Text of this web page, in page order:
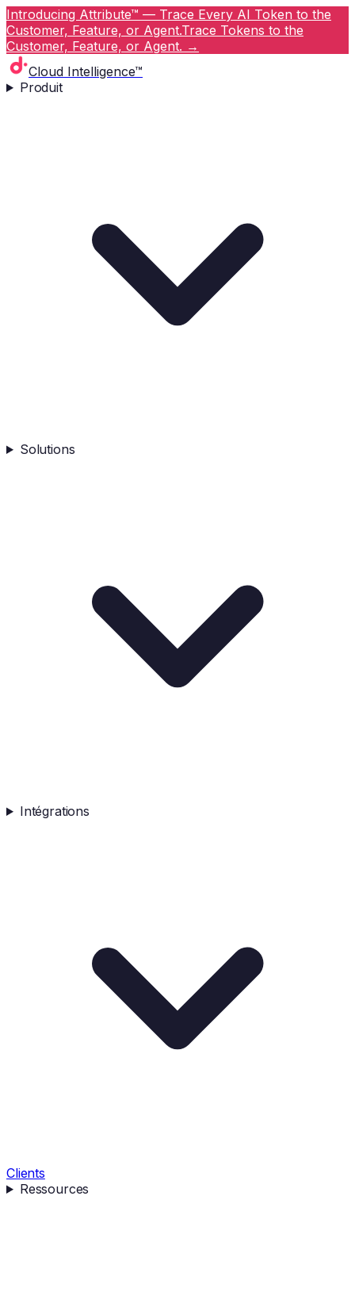
Introducing Attribute™ — Trace Every AI Token to the
Customer, Feature, or Agent.Trace Tokens to the
Customer, Feature, or Agent. →
Cloud Intelligence™
Produit
Solutions
Intégrations
Clients
Ressources